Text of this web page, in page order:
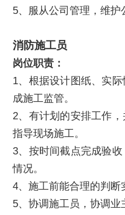
5、服从公司管理，维护
消防施工员
岗位职责：
1、根据设计图纸、实
成施工监管。
2、有计划的安排工作，
指导现场施工。
3、按时间截点完成验
情况。
4、施工前能合理的判断
5、协调施工员，协调业